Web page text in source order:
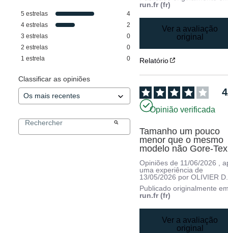
5 estrelas
4
4 estrelas
2
3 estrelas
0
2 estrelas
0
1 estrela 0
Classificar as opiniões
run.fr (fr)
Ver a avaliação
original
Relatório
4
Opinião verificada
Tamanho um pouco
menor que o mesmo
modelo não Gore-Tex
Opiniões de 11/06/2026
,
uma experiência de
13/05/2026 porOLIVIER D.
Publicado originalmente
run.fr (fr)
Ver a avaliação
original